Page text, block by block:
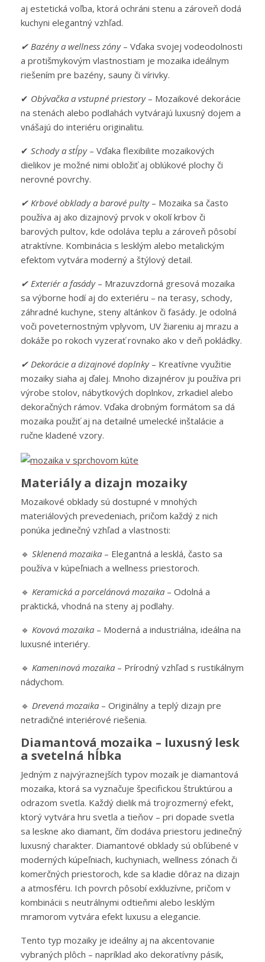
aj estetická voľba, ktorá ochráni stenu a zároveň dodá
kuchyni elegantný vzhľad.
✔ Bazény a wellness zóny– Vďaka svojej vodeodolnosti
a protišmykovým vlastnostiam je mozaika ideálnym
riešením pre bazény, sauny či vírivky.
✔ Obývačka a vstupné priestory– Mozaikové dekorácie
na stenách alebo podlahách vytvárajú luxusný dojem a
vnášajú do interiéru originalitu.
✔ Schody a stĺpy– Vďaka flexibilite mozaikových
dielikov je možné nimi obložiť aj oblúkové plochy či
nerovné povrchy.
✔ Krbové obklady a barové pulty– Mozaika sa často
používa aj ako dizajnový prvok v okolí krbov či
barových pultov, kde odoláva teplu a zároveň pôsobí
atraktívne. Kombinácia s lesklým alebo metalickým
efektom vytvára moderný a štýlový detail.
✔ Exteriér a fasády– Mrazuvzdorná gresová mozaika
sa výborne hodí aj do exteriéru – na terasy, schody,
záhradné kuchyne, steny altánkov či fasády. Je odolná
voči poveternostným vplyvom, UV žiareniu aj mrazu a
dokáže po rokoch vyzerať rovnako ako v deň pokládky.
✔ Dekorácie a dizajnové doplnky– Kreatívne využitie
mozaiky siaha aj ďalej. Mnoho dizajnérov ju používa pri
výrobe stolov, nábytkových doplnkov, zrkadiel alebo
dekoračných rámov. Vďaka drobným formátom sa dá
mozaika použiť aj na detailné umelecké inštalácie a
ručne kladené vzory.
Materiály a dizajn mozaiky
Mozaikové obklady sú dostupné v mnohých
materiálových prevedeniach, pričom každý z nich
ponúka jedinečný vzhľad a vlastnosti:
🔹 Sklenená mozaika – Elegantná a lesklá, často sa
používa v kúpeľniach a wellness priestoroch.
🔹 Keramická a porcelánová mozaika – Odolná a
praktická, vhodná na steny aj podlahy.
🔹 Kovová mozaika – Moderná a industriálna, ideálna na
luxusné interiéry.
🔹 Kameninová mozaika – Prírodný vzhľad s rustikálnym
nádychom.
🔹 Drevená mozaika – Originálny a teplý dizajn pre
netradičné interiérové riešenia.
Diamantová mozaika – luxusný lesk
a svetelná hĺbka
Jedným z najvýraznejších typov mozaík je diamantová
mozaika, ktorá sa vyznačuje špecifickou štruktúrou a
odrazom svetla. Každý dielik má trojrozmerný efekt,
ktorý vytvára hru svetla a tieňov – pri dopade svetla
sa leskne ako diamant, čím dodáva priestoru jedinečný
luxusný charakter. Diamantové obklady sú obľúbené v
moderných kúpeľniach, kuchyniach, wellness zónach či
komerčných priestoroch, kde sa kladie dôraz na dizajn
a atmosféru. Ich povrch pôsobí exkluzívne, pričom v
kombinácii s neutrálnymi odtieňmi alebo lesklým
mramorom vytvára efekt luxusu a elegancie.
Tento typ mozaiky je ideálny aj na akcentovanie
vybraných plôch – napríklad ako dekoratívny pásik,